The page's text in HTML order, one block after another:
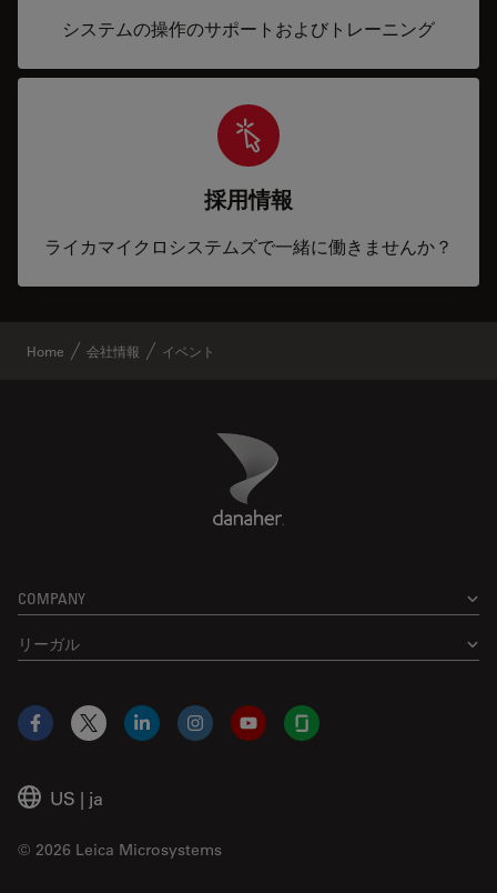
システムの操作のサポートおよびトレーニング
採用情報
ライカマイクロシステムズで一緒に働きませんか？
Home 会社情報 イベント
Danaher Logo
COMPANY
リーガル
US | ja
© 2026 Leica Microsystems
Facebook
X LinkedInInstagramYouTubeGlassdoor